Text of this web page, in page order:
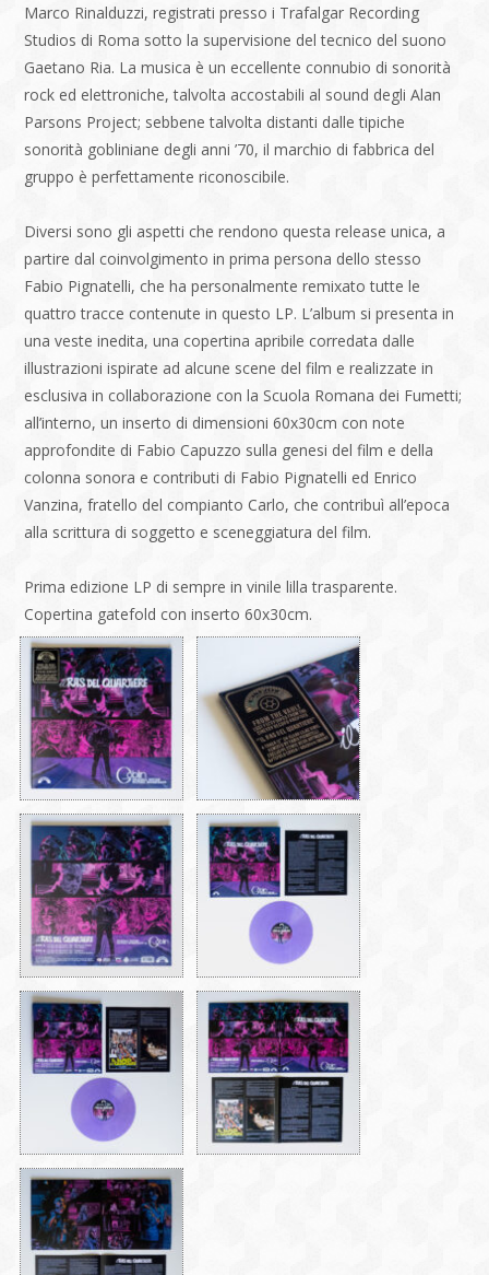
Marco Rinalduzzi, registrati presso i Trafalgar Recording
Studios di Roma sotto la supervisione del tecnico del suono
Gaetano Ria. La musica è un eccellente connubio di sonorità
rock ed elettroniche, talvolta accostabili al sound degli Alan
Parsons Project; sebbene talvolta distanti dalle tipiche
sonorità gobliniane degli anni ’70, il marchio di fabbrica del
gruppo è perfettamente riconoscibile.
Diversi sono gli aspetti che rendono questa release unica, a
partire dal coinvolgimento in prima persona dello stesso
Fabio Pignatelli, che ha personalmente remixato tutte le
quattro tracce contenute in questo LP. L’album si presenta in
una veste inedita, una copertina apribile corredata dalle
illustrazioni ispirate ad alcune scene del film e realizzate in
esclusiva in collaborazione con la Scuola Romana dei Fumetti;
all’interno, un inserto di dimensioni 60x30cm con note
approfondite di Fabio Capuzzo sulla genesi del film e della
colonna sonora e contributi di Fabio Pignatelli ed Enrico
Vanzina, fratello del compianto Carlo, che contribuì all’epoca
alla scrittura di soggetto e sceneggiatura del film.
Prima edizione LP di sempre in vinile lilla trasparente.
Copertina gatefold con inserto 60x30cm.